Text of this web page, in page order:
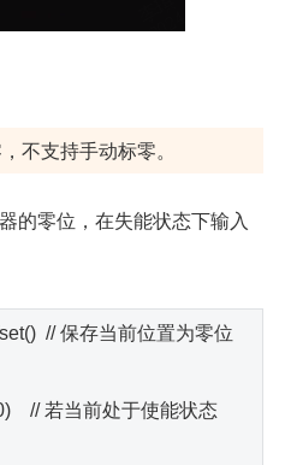
不支持手动标零。
的零位，在失能状态下输入
// 保存当前位置为零位
// 若当前处于使能状态